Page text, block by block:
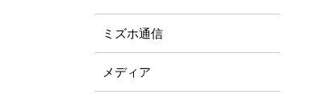
ミズホ通信
メディア